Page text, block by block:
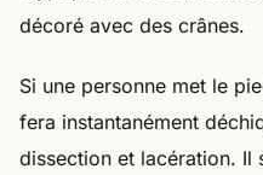
décoré avec des crânes.
Si une personne met le
fera instantanément
dissection et lacération. Il